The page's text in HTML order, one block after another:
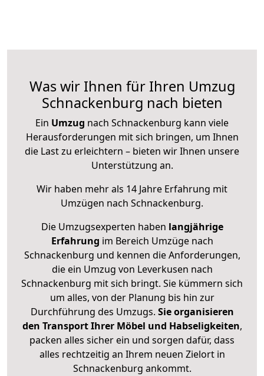
Was wir Ihnen für Ihren Umzug
Schnackenburg nach bieten
Ein Umzug nach Schnackenburg kann viele
Herausforderungen mit sich bringen, um Ihnen
die Last zu erleichtern – bieten wir Ihnen unsere
Unterstützung an.
Wir haben mehr als 14 Jahre Erfahrung mit
Umzügen nach Schnackenburg.
Die Umzugsexperten haben langjährige
Erfahrung im Bereich Umzüge nach
Schnackenburg und kennen die Anforderungen,
die ein Umzug von Leverkusen nach
Schnackenburg mit sich bringt. Sie kümmern sich
um alles, von der Planung bis hin zur
Durchführung des Umzugs. Sie organisieren
den Transport Ihrer Möbel und Habseligkeiten,
packen alles sicher ein und sorgen dafür, dass
alles rechtzeitig an Ihrem neuen Zielort in
Schnackenburg ankommt.